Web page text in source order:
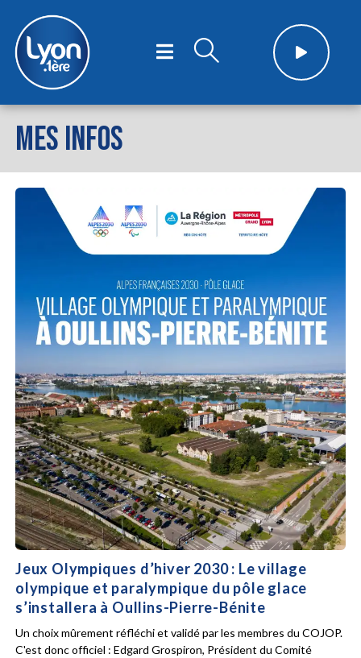
MES INFOS
Jeux Olympiques d’hiver 2030 : Le village
olympique et paralympique du pôle glace
s’installera à Oullins-Pierre-Bénite
Un choix mûrement réfléchi et validé par les membres du COJOP.
C'est donc officiel : Edgard Grospiron, Président du Comité